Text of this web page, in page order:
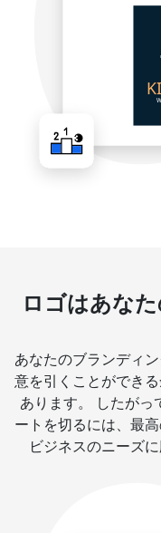
ロゴはあな
あなたのブランディ
意を引くことができ
あります。 したがっ
ートを切るには、最
ビジネスのニーズ